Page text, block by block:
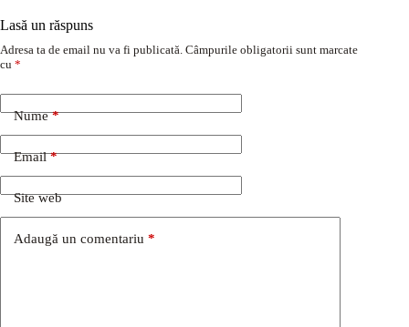
Lasă un răspuns
Adresa ta de email nu va fi publicată. Câmpurile obligatorii sunt marcate
cu *
Nume*
Email*
Site web
Adaugă un comentariu *